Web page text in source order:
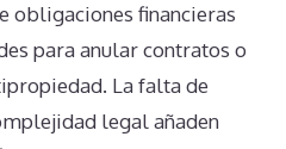
obligaciones financieras
para anular contratos o
La falta de
legal añaden